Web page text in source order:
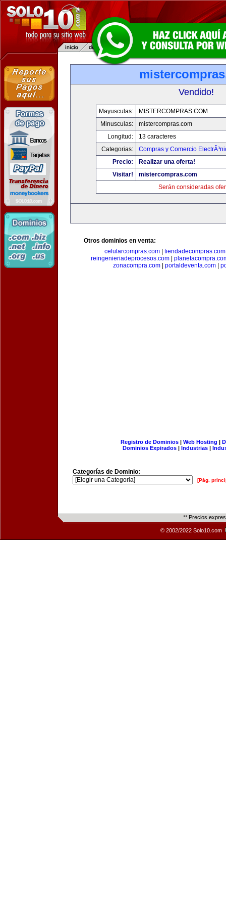
Vendido!
Mayusculas:
MISTERCOMPRAS.COM
Minusculas:
mistercompras.com
Longitud:
13 caracteres
Categorias:
Compras y Comercio
Precio:
Realizar una oferta!
Visitar!
mistercompras.com
Serán consideradas
Otros dominios en venta:
celularcompras.com| tiendadecompras.com
reingenieriadeprocesos.com|
zonacompra.com| portaldeventa.com|
Registro de Dominios| Web Hosting |
Dominios Expirados | Industrias |
Categorías de Dominio:
[Pág.
** Precios
© 2002/2022 Solo10.com